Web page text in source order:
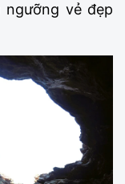
ngưỡng vẻ đẹp